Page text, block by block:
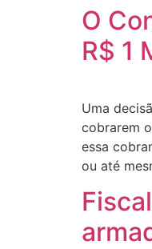
O
R$ 1
Uma
cobrarem
essa
ou até